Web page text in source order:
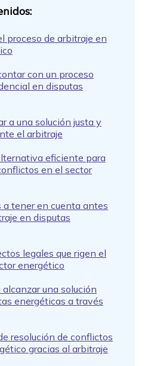
proceso de arbitraje en
con un proceso
en disputas
a una solución justa y
el arbitraje
eficiente para
en el sector
a tener en cuenta antes
en disputas
legales que rigen el
energético
una solución
energéticas a través
resolución de conflictos
gracias al arbitraje